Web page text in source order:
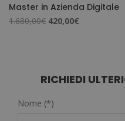
Master in Azienda Digitale
1.680,00€ Il
1.680,00€.
420,00€
420,00€.
RICHIEDI
Nome (*)